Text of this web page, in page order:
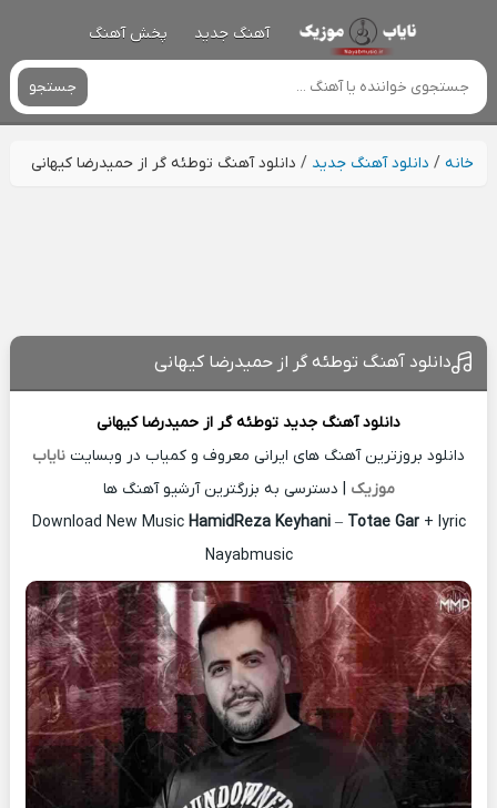
آهنگ جدید پخش آهنگ
جستجو
خانه/ دانلود آهنگ جدید / دانلود آهنگ توطئه گر از حمیدرضا کیهانی
دانلود آهنگ توطئه گر از حمیدرضا کیهانی
دانلود آهنگ جدید توطئه گر از حمیدرضا کیهانی
دانلود بروزترین آهنگ های ایرانی معروف و کمیاب در وبسایت نایاب
موزیک | دسترسی به بزرگترین آرشیو آهنگ ها
Download New Music HamidReza Keyhani– Totae Gar+ lyric
Nayabmusic